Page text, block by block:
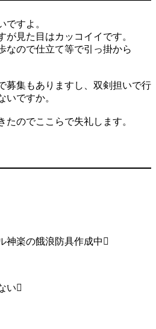
ですよ。
が見た目はカッコイイです。
なので仕立て等で引っ掛から
募集もありますし、双剣担いで行
いですか。
のでここらで失礼します。
神楽の餓浪防具作成中
い